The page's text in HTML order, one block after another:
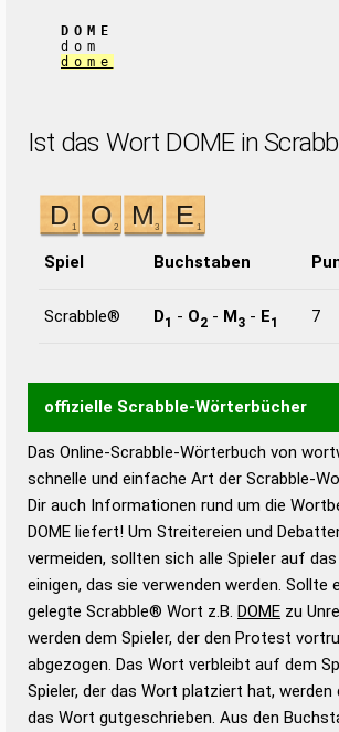
DOME
dom
dome
Ist das Wort DOME in
Spiel Buchstaben
Scrabble® D1 - O2 - M3 - E1 7
offizielle Scrabble-Wörterbücher
Wortwurzel liefert mit Hilfe eines
Wortanalyse-Algorithmus gute
Wortbedeutung, Worttrennung und
Gültigkeit eines Wortes für das
bestimmen!
zugelassene Turnier
Wörterbücher sind:
Duden –
Duden – Richtiges
Deutsch
Das Online-Scrabble-Wörterbuch von
schnelle und einfache Art der Scrabble-
Dir auch Informationen rund um die
DOME liefert! Um Streitereien und
vermeiden, sollten sich alle Spieler auf
einigen, das sie verwenden werden. Sollte
gelegte Scrabble® Wort z.B. DOME zu
werden dem Spieler, der den Protest
abgezogen. Das Wort verbleibt auf dem
Spieler, der das Wort platziert hat,
das Wort gutgeschrieben. Aus den